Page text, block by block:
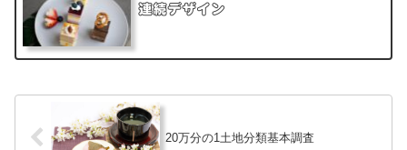
連続デザイン
20万分の1土地分類基本調査